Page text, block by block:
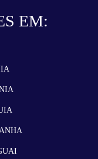
EM: